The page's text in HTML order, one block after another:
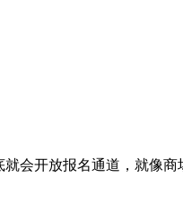
会开放报名通道，就像